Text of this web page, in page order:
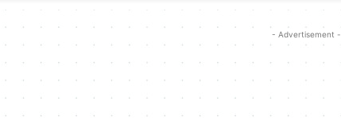
- Advertisement -